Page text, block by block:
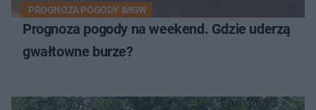
PROGNOZA POGODY IMGW
Prognoza pogody na weekend. Gdzie uderzą
gwałtowne burze?